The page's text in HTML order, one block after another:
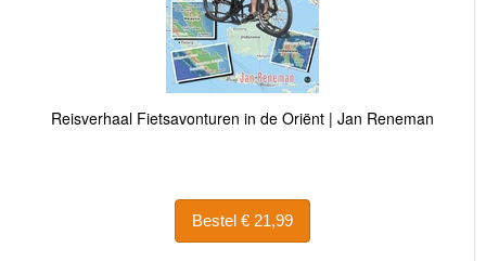
Reisverhaal Fietsavonturen in de Oriënt | Jan Reneman
Bestel € 21,99